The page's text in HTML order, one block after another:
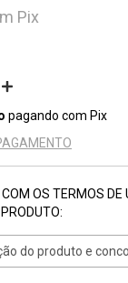
Pix
pagando com Pix
COM OS TERMOS DE